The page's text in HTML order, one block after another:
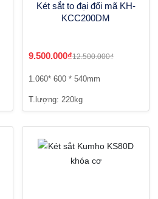
Két sắt to đại đổi mã KH-
KCC200DM
9.500.000₫12.500.000₫
1.060* 600 * 540mm
T.lượng: 220kg